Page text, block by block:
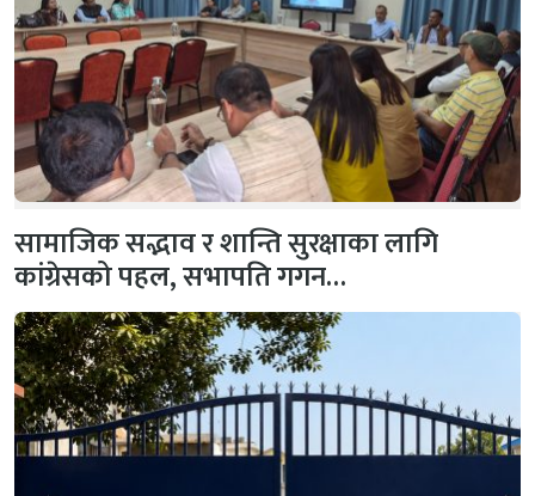
सामाजिक सद्भाव र शान्ति सुरक्षाका लागि
कांग्रेसको पहल, सभापति गगन…